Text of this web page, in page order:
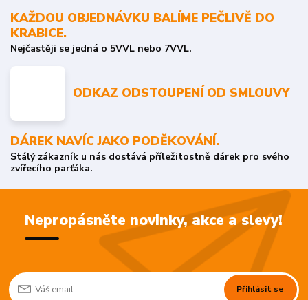
KAŽDOU OBJEDNÁVKU BALÍME PEČLIVĚ DO
KRABICE.
Nejčastěji se jedná o 5VVL nebo 7VVL.
ODKAZ ODSTOUPENÍ OD SMLOUVY
DÁREK NAVÍC JAKO PODĚKOVÁNÍ.
Stálý zákazník u nás dostává příležitostně dárek pro svého
zvířecího parťáka.
Nepropásněte novinky, akce a slevy!
Přihlásit se